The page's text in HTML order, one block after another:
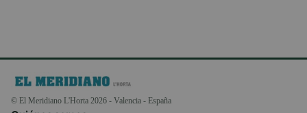
© El Meridiano L'Horta 2026 - Valencia - España